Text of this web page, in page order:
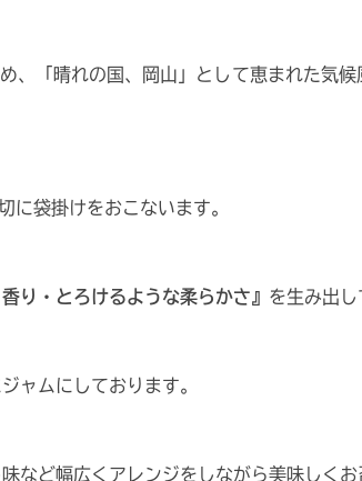
「晴れの国、岡山」として恵まれた気候
に袋掛けをおこないます。
香り・とろけるような柔らかさ』 を生み出し
ャムにしております。
など幅広くアレンジをしながら美味しくお